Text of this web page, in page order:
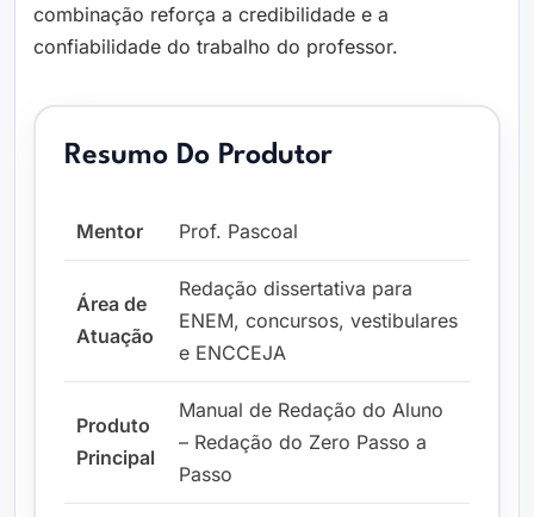
combinação reforça a credibilidade e a
confiabilidade do trabalho do professor.
Resumo Do Produtor
Mentor Prof. Pascoal
Área de
Atuação
Redação dissertativa para
ENEM, concursos, vestibulares
e ENCCEJA
Produto
Principal
Manual de Redação do Aluno
– Redação do Zero Passo a
Passo